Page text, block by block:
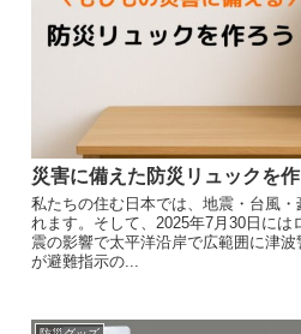
災害に備えた防災リュックを作
私たちの住む日本では、地震・台風
れます。そして、2025年7月30日には
震の影響で太平洋沿岸で広範囲に津
が避難指示の...